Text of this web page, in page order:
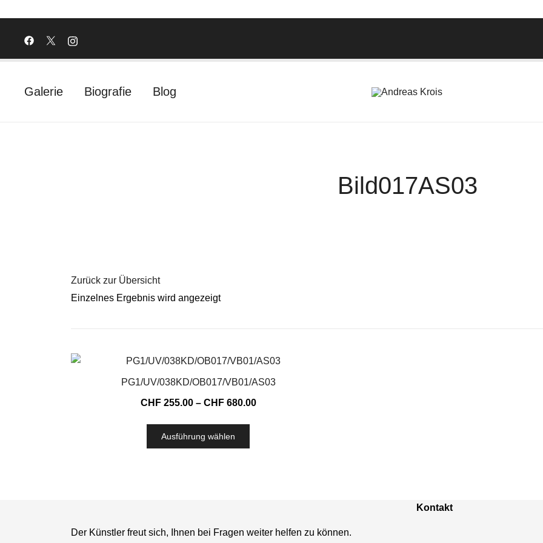
Galerie Biografie
Blog
Bild017AS03
Zurück zur Übersicht
Einzelnes Ergebnis wird angezeigt
PG1/UV/038KD/OB017/VB01/AS03
CHF255.00 – CHF680.00
Ausführung wählen
Der Künstler freut sich, Ihnen bei Fragen weiter helfen zu können.
Kontakt